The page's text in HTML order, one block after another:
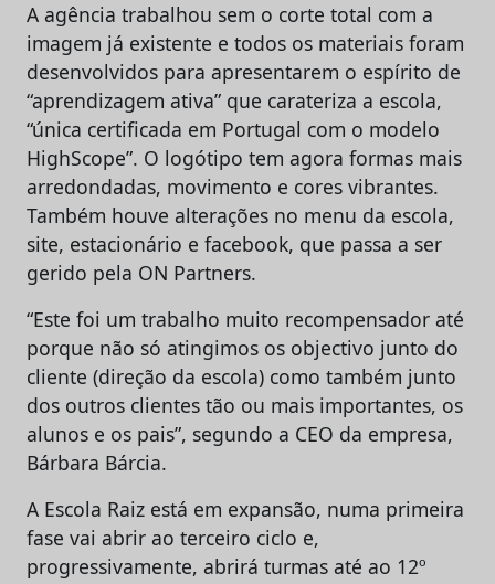
A agência trabalhou sem o corte total com a
imagem já existente e todos os materiais foram
desenvolvidos para apresentarem o espírito de
“aprendizagem ativa” que carateriza a escola,
“única certificada em Portugal com o modelo
HighScope”. O logótipo tem agora formas mais
arredondadas, movimento e cores vibrantes.
Também houve alterações no menu da escola,
site, estacionário e facebook, que passa a ser
gerido pela ON Partners.
“Este foi um trabalho muito recompensador até
porque não só atingimos os objectivo junto do
cliente (direção da escola) como também junto
dos outros clientes tão ou mais importantes, os
alunos e os pais”, segundo a CEO da empresa,
Bárbara Bárcia.
A Escola Raiz está em expansão, numa primeira
fase vai abrir ao terceiro ciclo e,
progressivamente, abrirá turmas até ao 12º